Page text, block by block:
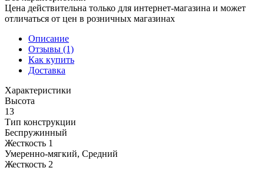
Цена действительна только для интернет-магазина и может
отличаться от цен в розничных магазинах
Описание
Отзывы (1)
Как купить
Доставка
Характеристики
Высота
13
Тип конструкции
Беспружинный
Жесткость 1
Умеренно-мягкий, Средний
Жесткость 2